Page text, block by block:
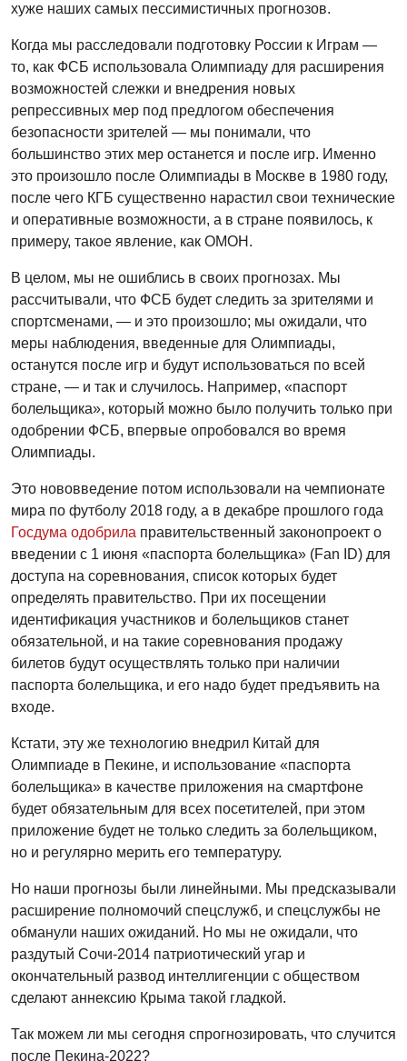
хуже наших самых пессимистичных прогнозов.
Когда мы расследовали подготовку России к Играм —
то, как ФСБ использовала Олимпиаду для расширения
возможностей слежки и внедрения новых
репрессивных мер под предлогом обеспечения
безопасности зрителей — мы понимали, что
большинство этих мер останется и после игр. Именно
это произошло после Олимпиады в Москве в 1980 году,
после чего КГБ существенно нарастил свои технические
и оперативные возможности, а в стране появилось, к
примеру, такое явление, как ОМОН.
В целом, мы не ошиблись в своих прогнозах. Мы
рассчитывали, что ФСБ будет следить за зрителями и
спортсменами, — и это произошло; мы ожидали, что
меры наблюдения, введенные для Олимпиады,
останутся после игр и будут использоваться по всей
стране, — и так и случилось. Например, «паспорт
болельщика», который можно было получить только при
одобрении ФСБ, впервые опробовался во время
Олимпиады.
Это нововведение потом использовали на чемпионате
мира по футболу 2018 году, а в декабре прошлого года
Госдума одобрила правительственный законопроект о
введении с 1 июня «паспорта болельщика» (Fan ID) для
доступа на соревнования, список которых будет
определять правительство. При их посещении
идентификация участников и болельщиков станет
обязательной, и на такие соревнования продажу
билетов будут осуществлять только при наличии
паспорта болельщика, и его надо будет предъявить на
входе.
Кстати, эту же технологию внедрил Китай для
Олимпиаде в Пекине, и использование «паспорта
болельщика» в качестве приложения на смартфоне
будет обязательным для всех посетителей, при этом
приложение будет не только следить за болельщиком,
но и регулярно мерить его температуру.
Но наши прогнозы были линейными. Мы предсказывали
расширение полномочий спецслужб, и спецслужбы не
обманули наших ожиданий. Но мы не ожидали, что
раздутый Сочи-2014 патриотический угар и
окончательный развод интеллигенции с обществом
сделают аннексию Крыма такой гладкой.
Так можем ли мы сегодня спрогнозировать, что случится
после Пекина-2022?